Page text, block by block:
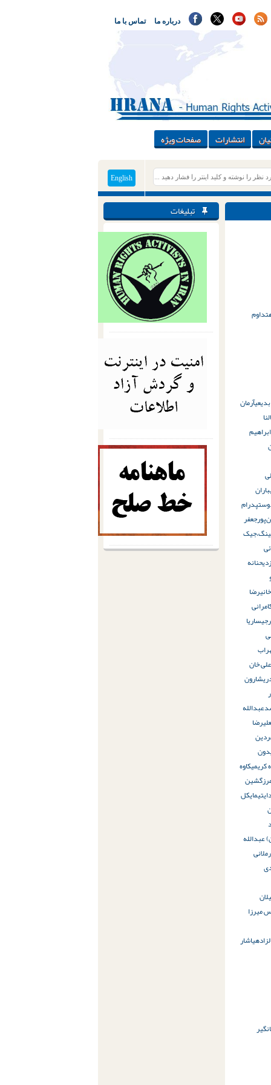
تماس با ما درباره ما
انتشارات صفحات ویژه
English
تبلیغات
تداوم
آرمان
ابراهیم
باران
پدرام
جعفر
جیک
حنانه
رضا
ساریا
خان
شارون
عبدالله
علیرضا
کریمیکاوه
گشین
مایکل
عبدالله‌
ملانی
میرزا
یاشار